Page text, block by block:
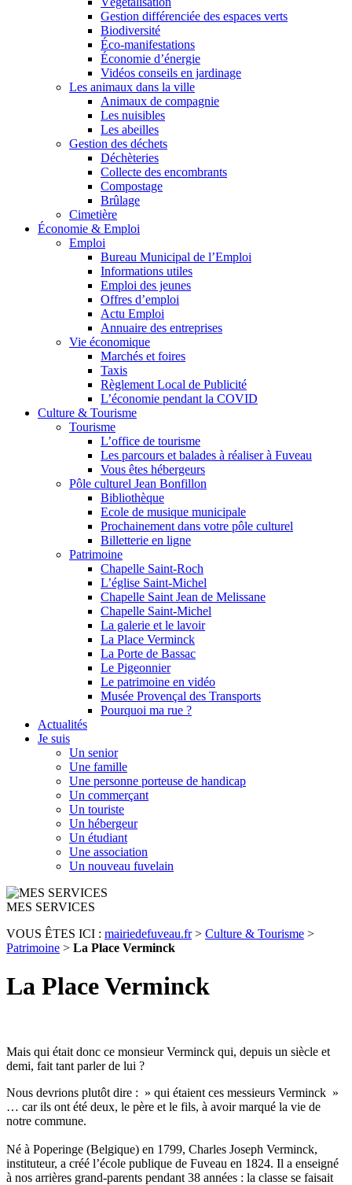
Gestion différenciée des espaces verts
Biodiversité
Éco-manifestations
Économie d’énergie
Vidéos conseils en jardinage
Les animaux dans la ville
Animaux de compagnie
Les nuisibles
Les abeilles
Gestion des déchets
Déchèteries
Collecte des encombrants
Compostage
Brûlage
Cimetière
Économie & Emploi
Emploi
Bureau Municipal de l’Emploi
Informations utiles
Emploi des jeunes
Offres d’emploi
Actu Emploi
Annuaire des entreprises
Vie économique
Marchés et foires
Taxis
Règlement Local de Publicité
L’économie pendant la COVID
Culture & Tourisme
Tourisme
L’office de tourisme
Les parcours et balades à réaliser à Fuveau
Vous êtes hébergeurs
Pôle culturel Jean Bonfillon
Bibliothèque
Ecole de musique municipale
Prochainement dans votre pôle culturel
Billetterie en ligne
Patrimoine
Chapelle Saint-Roch
L’église Saint-Michel
Chapelle Saint Jean de Melissane
Chapelle Saint-Michel
La galerie et le lavoir
La Place Verminck
La Porte de Bassac
Le Pigeonnier
Le patrimoine en vidéo
Musée Provençal des Transports
Pourquoi ma rue ?
Actualités
Je suis
Un senior
Une famille
Une personne porteuse de handicap
Un commerçant
Un touriste
Un hébergeur
Un étudiant
Une association
Un nouveau fuvelain
MES SERVICES
VOUS ÊTES ICI : mairiedefuveau.fr> Culture & Tourisme >
Patrimoine > La Place Verminck
La Place Verminck
Mais qui était donc ce monsieur Verminck qui, depuis un siècle et
demi, fait tant parler de lui ?
Nous devrions plutôt dire : » qui étaient ces messieurs Verminck »
… car ils ont été deux, le père et le fils, à avoir marqué la vie de
notre commune.
Né à Poperinge (Belgique) en 1799, Charles Joseph Verminck,
instituteur, a créé l’école publique de Fuveau en 1824. Il a enseigné
à nos arrières grand-parents pendant 38 années : la classe se faisait